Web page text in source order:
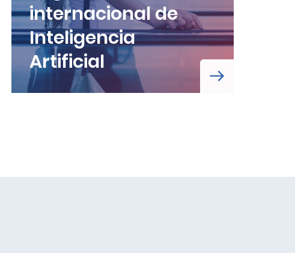
internacional de
Inteligencia
Artificial